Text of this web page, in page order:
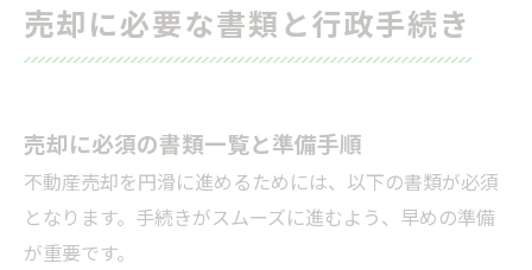
売却に必要な書類と行政手続き
売却に必須の書類一覧と準備手順
不動産売却を円滑に進めるためには、以下の書類が必須
となります。手続きがスムーズに進むよう、早めの準備
が重要です。